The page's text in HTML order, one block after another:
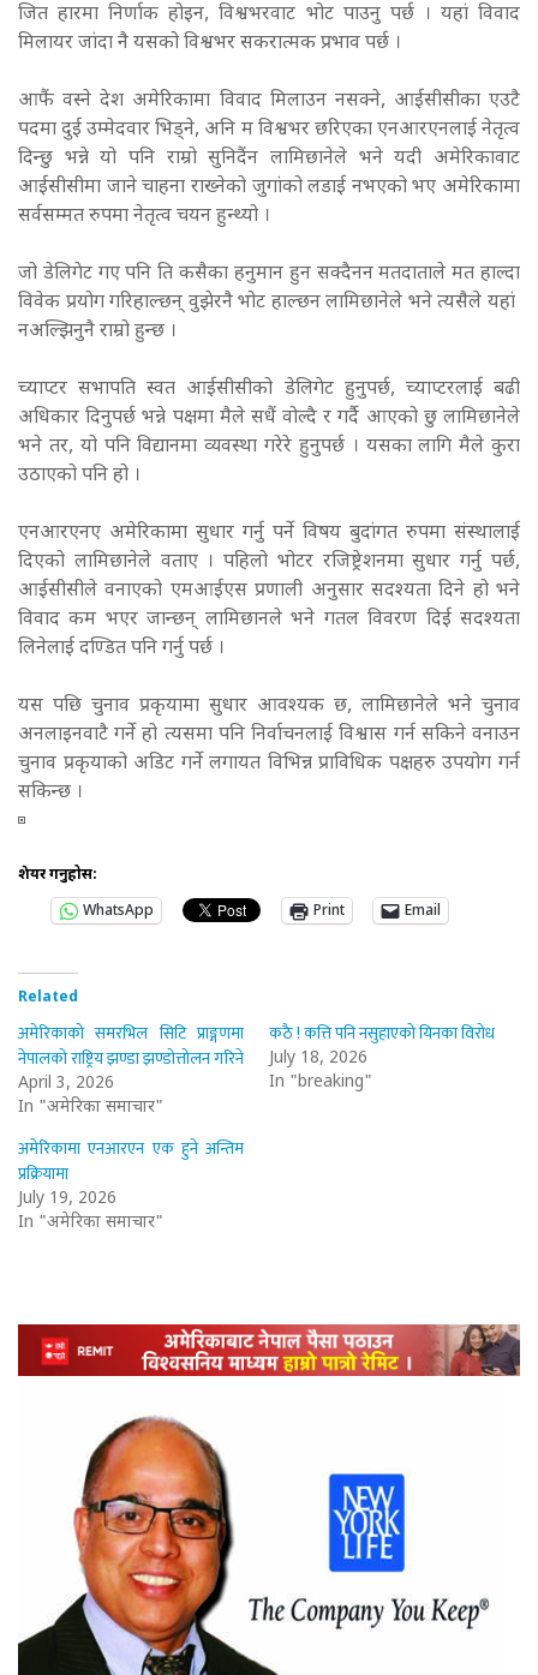
जित हारमा निर्णाक होइन, विश्वभरवाट भोट पाउनु पर्छ । यहां विवाद
मिलायर जांदा नै यसको विश्वभर सकरात्मक प्रभाव पर्छ ।
आफैं वस्ने देश अमेरिकामा विवाद मिलाउन नसक्ने, आईसीसीका एउटै
पदमा दुई उम्मेदवार भिड्ने, अनि म विश्वभर छरिएका एनआरएनलाई नेतृत्व
दिन्छु भन्ने यो पनि राम्रो सुनिदैंन लामिछानेले भने यदी अमेरिकावाट
आईसीसीमा जाने चाहना राख्नेको जुगांको लडाई नभएको भए अमेरिकामा
सर्वसम्मत रुपमा नेतृत्व चयन हुन्थ्यो ।
जो डेलिगेट गए पनि ति कसैका हनुमान हुन सक्दैनन मतदाताले मत हाल्दा
विवेक प्रयोग गरिहाल्छन् वुझेरनै भोट हाल्छन लामिछानेले भने त्यसैले यहां
नअल्झिनुनै राम्रो हुन्छ ।
च्याप्टर सभापति स्वत आईसीसीको डेलिगेट हुनुपर्छ, च्याप्टरलाई बढी
अधिकार दिनुपर्छ भन्ने पक्षमा मैले सधैं वोल्दै र गर्दै आएको छु लामिछानेले
भने तर, यो पनि विद्यानमा व्यवस्था गरेरे हुनुपर्छ । यसका लागि मैले कुरा
उठाएको पनि हो ।
एनआरएनए अमेरिकामा सुधार गर्नु पर्ने विषय बुदांगत रुपमा संस्थालाई
दिएको लामिछानेले वताए । पहिलो भोटर रजिष्ट्रेशनमा सुधार गर्नु पर्छ,
आईसीसीले वनाएको एमआईएस प्रणाली अनुसार सदश्यता दिने हो भने
विवाद कम भएर जान्छन् लामिछानले भने गतल विवरण दिई सदश्यता
लिनेलाई दण्डित पनि गर्नु पर्छ ।
यस पछि चुनाव प्रकृयामा सुधार आवश्यक छ, लामिछानेले भने चुनाव
अनलाइनवाटै गर्ने हो त्यसमा पनि निर्वाचनलाई विश्वास गर्न सकिने वनाउन
चुनाव प्रकृयाको अडिट गर्ने लगायत विभिन्न प्राविधिक पक्षहरु उपयोग गर्न
सकिन्छ ।
शेयर गर्नुहोस:
WhatsApp
Print Email
Related
अमेरिकाको समरभिल सिटि प्राङ्गणमा
नेपालको राष्ट्रिय झण्डा झण्डोत्तोलन गरिने
April 3, 2026
In "अमेरिका समाचार"
कठै ! कत्ति पनि नसुहाएको यिनका विरोध
July 18, 2026
In "breaking"
अमेरिकामा एनआरएन एक हुने अन्तिम
प्रक्रियामा
July 19, 2026
In "अमेरिका समाचार"